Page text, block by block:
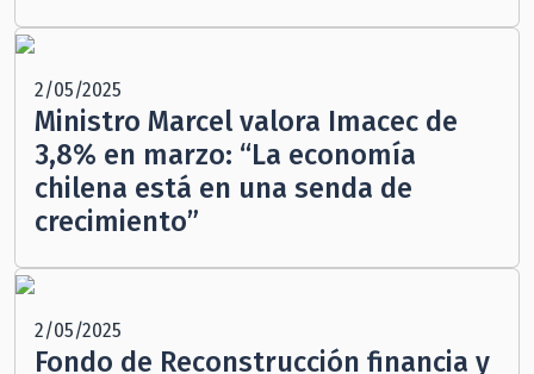
2/05/2025
Ministro Marcel valora Imacec de
3,8% en marzo: “La economía
chilena está en una senda de
crecimiento”
2/05/2025
Fondo de Reconstrucción financia y